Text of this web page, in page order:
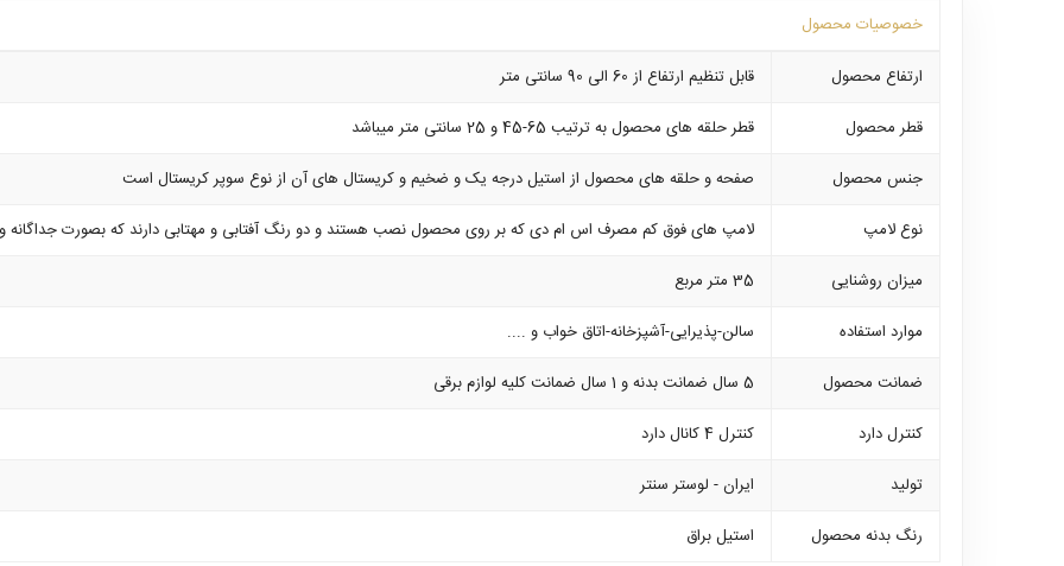
خصوصیات محصول
ارتفاع محصول
قابل تنظیم ارتفاع از 60 الی 90 سانتی متر
قطر محصول
قطر حلقه های محصول به ترتیب 65-45 و 25 سانتی متر میباشد
جنس محصول
صفحه و حلقه های محصول از استیل درجه یک و ضخیم و کریستال های آن از نوع سوپر کریستال است
نوع لامپ
لامپ های فوق کم مصرف اس ام دی که بر روی محصول نصب هستند و دو رنگ آفتابی و مهتابی دارند که بصورت جداگانه و
میزان روشنایی
35 متر مربع
موارد استفاده
سالن-پذیرایی-آشپزخانه-اتاق خواب و ....
ضمانت محصول
5 سال ضمانت بدنه و 1 سال ضمانت کلیه لوازم برقی
کنترل دارد
کنترل 4 کانال دارد
تولید
ایران - لوستر سنتر
رنگ بدنه محصول
استیل براق